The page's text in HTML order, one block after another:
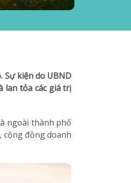
Sự kiện do UBND
lan tỏa các giá trị
ngoài thành phố
đồng doanh